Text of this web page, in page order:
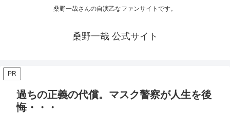
桑野一哉さんの自演乙なファンサイトです。
桑野一哉 公式サイト
PR
過ちの正義の代償。マスク警察が人生を後
悔・・・